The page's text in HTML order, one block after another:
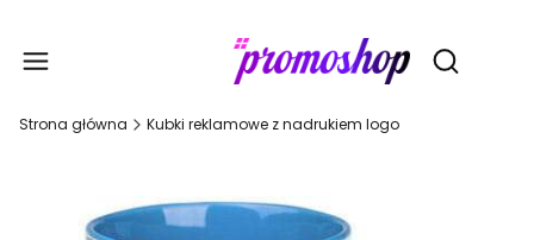
Otwórz
Strona główna Kubki reklamowe z nadrukiem logo